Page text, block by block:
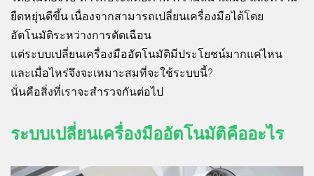
ยืดหยุ่นดีขึ้น เนื่องจากสามารถเปลี่ยนเครื่องมือได้โดย
อัตโนมัติระหว่างการตัดเฉือน
แต่ระบบเปลี่ยนเครื่องมืออัตโนมัติมีประโยชน์มากแค่ไหน
และเมื่อไหร่จึงจะเหมาะสมที่จะใช้ระบบนี้?
นั่นคือสิ่งที่เราจะสำรวจกันต่อไป
ระบบเปลี่ยนเครื่องมืออัตโนมัติคืออะไร